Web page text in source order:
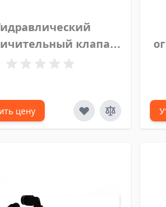
клапан
Hyva, 14886501
цену